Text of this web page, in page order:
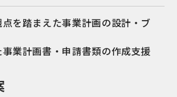
を踏まえた事業計画の設計・ブ
業計画書・申請書類の作成支援